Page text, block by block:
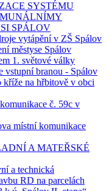
SYSTÉMU
SPÁLOV
vytápění v ZŠ Spálov
městyse Spálov
1. světové války
vstupní branou - Spálov
na hřbitově v obci
č. 59c v
místní komunikace
A MATEŘSKÉ
a technická
RD na parcelách